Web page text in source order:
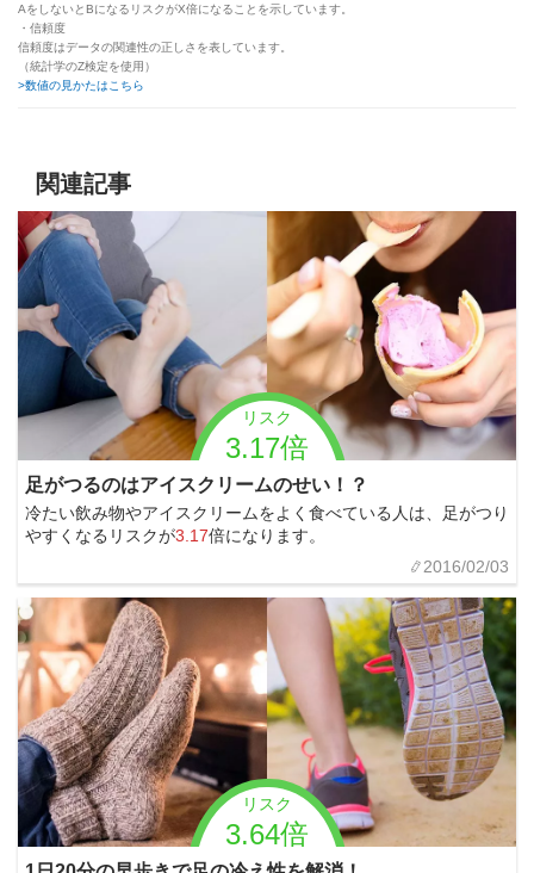
AをしないとBになるリスクがX倍になることを示しています。
・信頼度
信頼度はデータの関連性の正しさを表しています。
（統計学のZ検定を使用）
>数値の見かたはこちら
関連記事
リスク
3.17倍
足がつるのはアイスクリームのせい！？
冷たい飲み物やアイスクリームをよく食べている人は、足がつり
やすくなるリスクが3.17倍になります。
2016/02/03
リスク
3.64倍